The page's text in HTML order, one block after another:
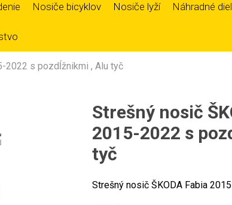
Nosiče bicyklov Nosiče lyží Náhradné
2022 s pozdĺžnikmi , Alu tyč
Strešný nosič
2015-2022 s
tyč
Strešný nosič ŠKODA Fabia